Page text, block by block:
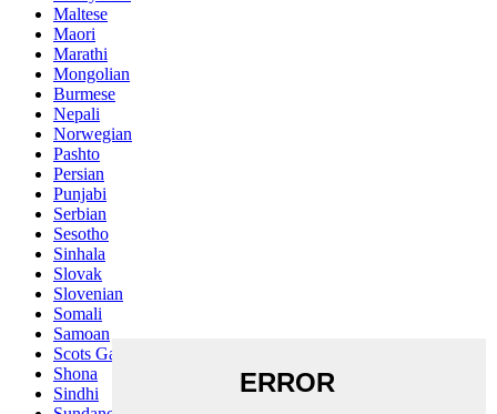
Maltese
Maori
Marathi
Mongolian
Burmese
Nepali
Norwegian
Pashto
Persian
Punjabi
Serbian
Sesotho
Sinhala
Slovak
Slovenian
Somali
Samoan
Scots Gaelic
Shona
Sindhi